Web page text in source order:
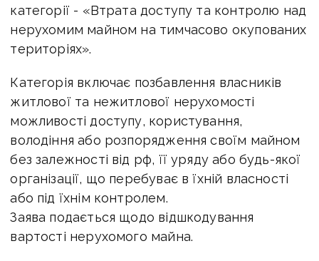
категорії - «Втрата доступу та контролю над
нерухомим майном на тимчасово окупованих
територіях».
Категорія включає позбавлення власників
житлової та нежитлової нерухомості
можливості доступу, користування,
володіння або розпорядження своїм майном
без залежності від рф, її уряду або будь-якої
організації, що перебуває в їхній власності
або під їхнім контролем.
Заява подається щодо відшкодування
вартості нерухомого майна.